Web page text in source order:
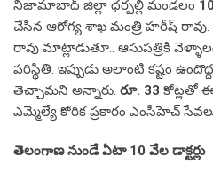
నిజామాబాద్ జిల్లా ధర్పల్లి మండలం
చేసిన ఆరోగ్య శాఖ మంత్రి హరీష్
రావు మాట్లాడుతూ.. ఆసుపత్రికి
పరిస్థితి. ఇప్పుడు అలాంటి కష్టం
తెచ్చామని అన్నారు. రూ. 33 కోట్లతో ఈ
ఎమ్మెల్యే కోరిక ప్రకారం ఎంసీహెచ్
తెలంగాణ నుండే ఏటా 10 వేల డాక్టర్లు